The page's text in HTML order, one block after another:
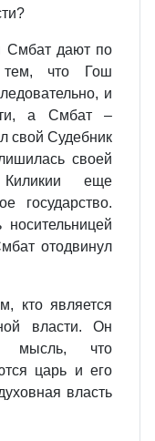
Смбат дают по
тем, что Гош
и
а Смбат –
свой Судебник
своей
еще
государство.
отодвинул
кто является
власти. Он
мысль, что
царь и его
власть